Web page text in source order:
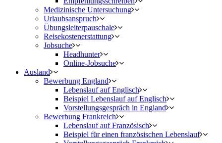
Medizinische Untersuchung
Urlaubsanspruch
Übungsleiterpauschale
Reisekostenerstattung
Jobsuche
Headhunter
Online-Jobsuche
Ausland
Bewerbung England
Lebenslauf auf Englisch
Beispiel Lebenslauf auf Englisch
Vorstellungsgespräch in England
Bewerbung Frankreich
Lebenslauf auf Französisch
Beispiel für einen französischen Lebenslauf